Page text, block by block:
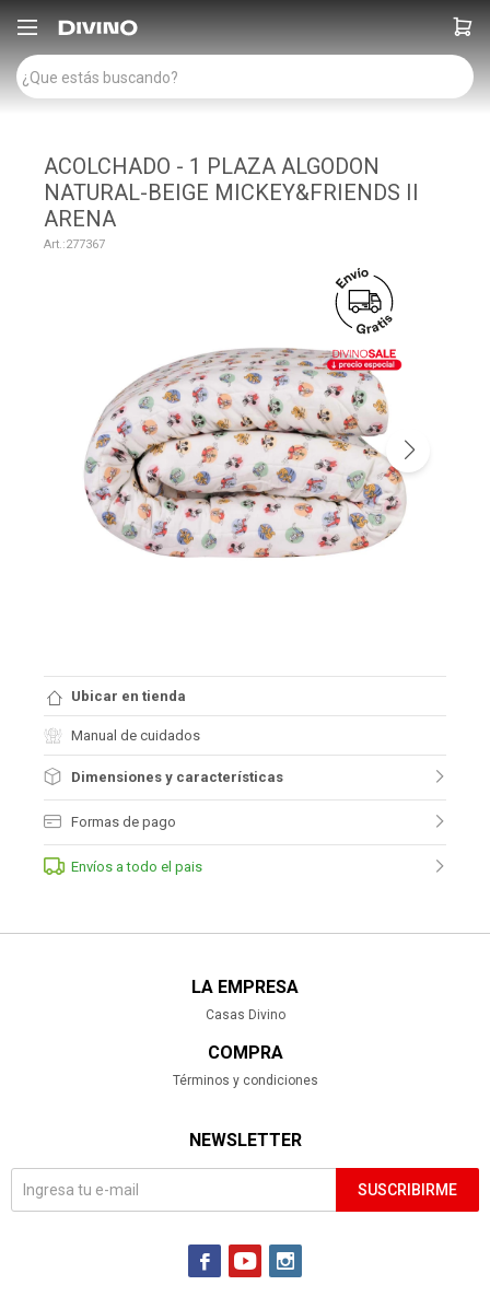

ACOLCHADO - 1 PLAZA ALGODON
NATURAL-BEIGE MICKEY&FRIENDS II
ARENA
277367
Ubicar en tienda
Manual de cuidados
Dimensiones y características
Formas de pago
Envíos a todo el pais
LA EMPRESA
Casas Divino
COMPRA
Términos y condiciones
NEWSLETTER
SUSCRIBIRME
  